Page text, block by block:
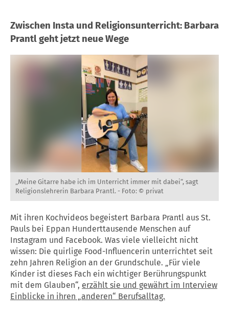
Zwischen Insta und Religionsunterricht: Barbara
Prantl geht jetzt neue Wege
„Meine Gitarre habe ich im Unterricht immer mit dabei“, sagt
Religionslehrerin Barbara Prantl. - Foto: © privat
Mit ihren Kochvideos begeistert Barbara Prantl aus St.
Pauls bei Eppan Hunderttausende Menschen auf
Instagram und Facebook. Was viele vielleicht nicht
wissen: Die quirlige Food-Influencerin unterrichtet seit
zehn Jahren Religion an der Grundschule. „Für viele
Kinder ist dieses Fach ein wichtiger Berührungspunkt
mit dem Glauben“, erzählt sie und gewährt im Interview
Einblicke in ihren „anderen“ Berufsalltag.